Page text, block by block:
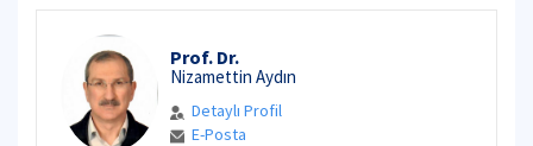
Prof. Dr.
Nizamettin Aydın
Detaylı Profil
E-Posta